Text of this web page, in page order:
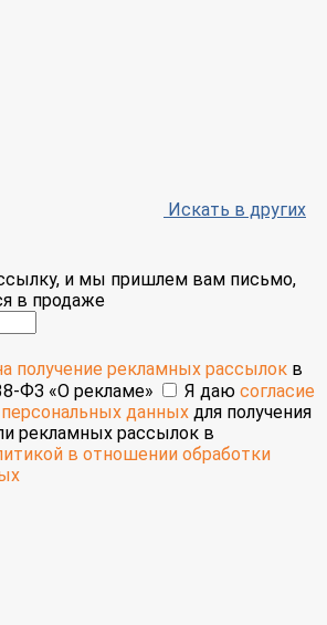
Искать в других
и мы пришлем вам письмо,
в продаже
получение рекламных рассылок в
ФЗ «О рекламе»
Я даю согласие
данных для получения
рекламных рассылок в
в отношении обработки